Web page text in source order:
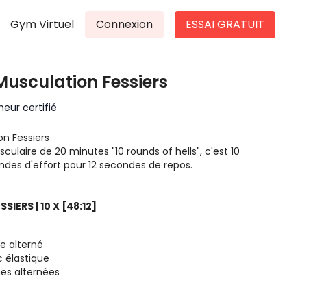
Gym Virtuel Connexion ESSAI GRATUIT
Fessiers
certifié
Fessiers
de 20 minutes "10 rounds of hells", c'est 10
d'effort pour 12 secondes de repos.
| 10 X [48:12]
alterné
élastique
alternées